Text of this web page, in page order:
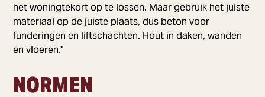
het woningtekort op te lossen. Maar gebruik het juiste
materiaal op de juiste plaats, dus beton voor
funderingen en liftschachten. Hout in daken, wanden
en vloeren."
NORMEN